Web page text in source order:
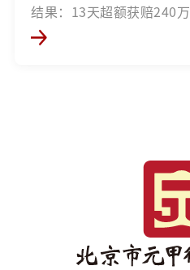
结果：13天超额获赔240万